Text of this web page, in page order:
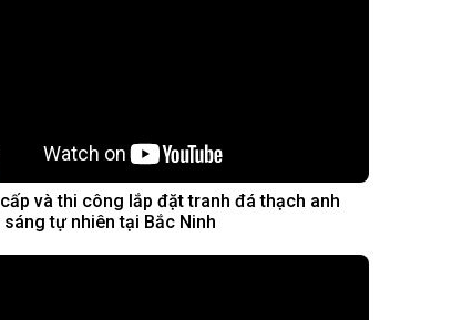
và thi công lắp đặt tranh đá thạch anh
sáng tự nhiên tại Bắc Ninh